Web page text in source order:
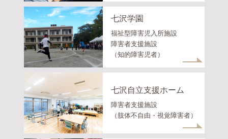
七沢学園
福祉型障害児入所施設
障害者支援施設
（知的障害児者）
七沢自立支援ホーム
障害者支援施設
（肢体不自由・視覚障害者）